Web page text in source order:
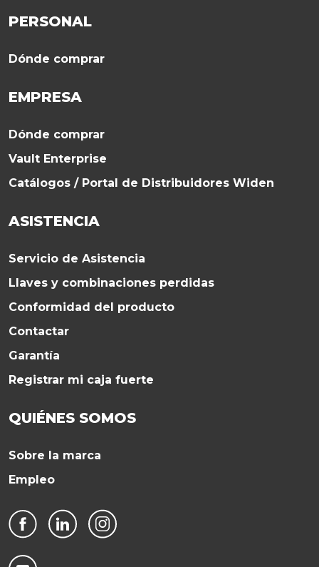
PERSONAL
Dónde comprar
EMPRESA
Dónde comprar
Vault Enterprise
Catálogos / Portal de Distribuidores Widen
ASISTENCIA
Servicio de Asistencia
Llaves y combinaciones perdidas
Conformidad del producto
Contactar
Garantía
Registrar mi caja fuerte
QUIÉNES SOMOS
Sobre la marca
Empleo